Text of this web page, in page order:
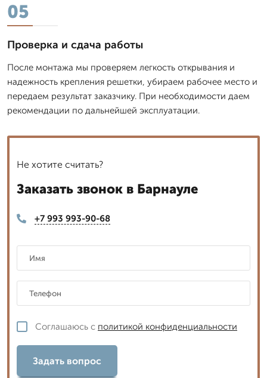
05
Проверка и сдача работы
После монтажа мы проверяем легкость открывания и
надежность крепления решетки, убираем рабочее место и
передаем результат заказчику. При необходимости даем
рекомендации по дальнейшей эксплуатации.
Не хотите считать?
Заказать звонок в Барнауле
+7 993 993-90-68
Соглашаюсь с политикой конфиденциальности
Задать вопрос